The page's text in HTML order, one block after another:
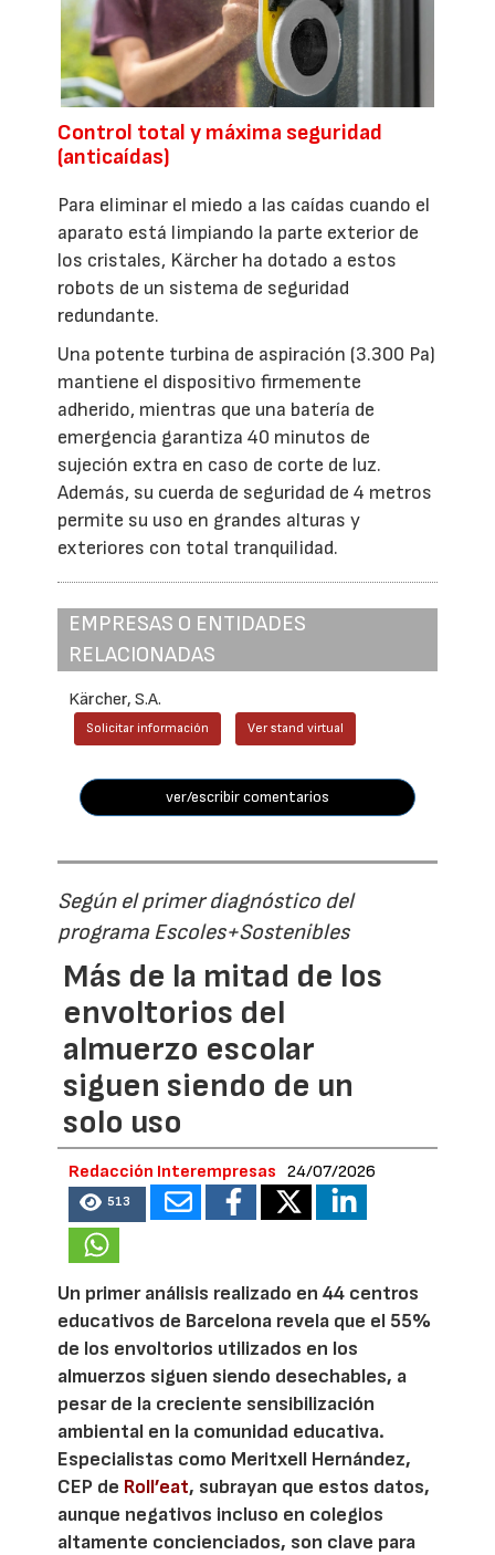
Control total y máxima seguridad
(anticaídas)
Para eliminar el miedo a las caídas cuando el
aparato está limpiando la parte exterior de
los cristales, Kärcher ha dotado a estos
robots de un sistema de seguridad
redundante.
Una potente turbina de aspiración (3.300 Pa)
mantiene el dispositivo firmemente
adherido, mientras que una batería de
emergencia garantiza 40 minutos de
sujeción extra en caso de corte de luz.
Además, su cuerda de seguridad de 4 metros
permite su uso en grandes alturas y
exteriores con total tranquilidad.
EMPRESAS O ENTIDADES
RELACIONADAS
Kärcher, S.A.
Solicitar información Ver stand virtual
ver/escribir comentarios
Según el primer diagnóstico del
programa Escoles+Sostenibles
Más de la mitad de los
envoltorios del
almuerzo escolar
siguen siendo de un
solo uso
Redacción Interempresas 24/07/2026
513
Un primer análisis realizado en 44 centros
educativos de Barcelona revela que el 55%
de los envoltorios utilizados en los
almuerzos siguen siendo desechables, a
pesar de la creciente sensibilización
ambiental en la comunidad educativa.
Especialistas como Meritxell Hernández,
CEP de Roll’eat, subrayan que estos datos,
aunque negativos incluso en colegios
altamente concienciados, son clave para